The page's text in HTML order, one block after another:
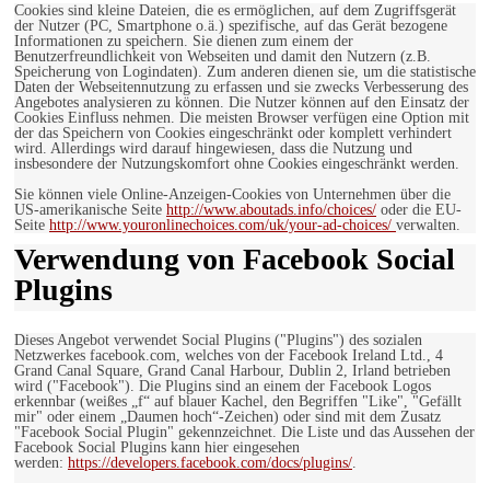
Cookies sind kleine Dateien, die es ermöglichen, auf dem Zugriffsgerät
der Nutzer (PC, Smartphone o.ä.) spezifische, auf das Gerät bezogene
Informationen zu speichern. Sie dienen zum einem der
Benutzerfreundlichkeit von Webseiten und damit den Nutzern (z.B.
Speicherung von Logindaten). Zum anderen dienen sie, um die statistische
Daten der Webseitennutzung zu erfassen und sie zwecks Verbesserung des
Angebotes analysieren zu können. Die Nutzer können auf den Einsatz der
Cookies Einfluss nehmen. Die meisten Browser verfügen eine Option mit
der das Speichern von Cookies eingeschränkt oder komplett verhindert
wird. Allerdings wird darauf hingewiesen, dass die Nutzung und
insbesondere der Nutzungskomfort ohne Cookies eingeschränkt werden.
Sie können viele Online-Anzeigen-Cookies von Unternehmen über die
US-amerikanische Seite http://www.aboutads.info/choices/ oder die EU-
Seite http://www.youronlinechoices.com/uk/your-ad-choices/ verwalten.
Verwendung von Facebook Social
Plugins
Dieses Angebot verwendet Social Plugins ("Plugins") des sozialen
Netzwerkes facebook.com, welches von der Facebook Ireland Ltd., 4
Grand Canal Square, Grand Canal Harbour, Dublin 2, Irland betrieben
wird ("Facebook"). Die Plugins sind an einem der Facebook Logos
erkennbar (weißes „f“ auf blauer Kachel, den Begriffen "Like", "Gefällt
mir" oder einem „Daumen hoch“-Zeichen) oder sind mit dem Zusatz
"Facebook Social Plugin" gekennzeichnet. Die Liste und das Aussehen der
Facebook Social Plugins kann hier eingesehen
werden: https://developers.facebook.com/docs/plugins/